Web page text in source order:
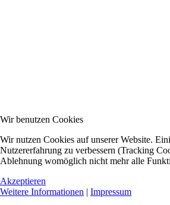
Wir benutzen Cookies
Wir nutzen Cookies auf unserer Website.
Nutzererfahrung zu verbessern (Tracking
Ablehnung womöglich nicht mehr alle
Akzeptieren
Weitere Informationen | Impressum